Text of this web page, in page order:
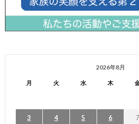
2026年8月
月 火 水 木
3 4 5 6 7